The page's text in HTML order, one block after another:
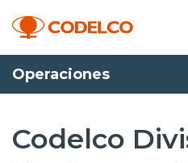
Transparencia activa
Operaciones
Codelco